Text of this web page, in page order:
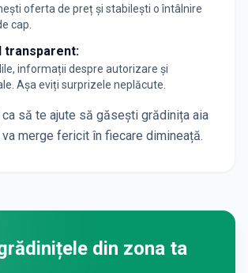
oferta de preț și stabilești o întâlnire
cap.
transparent:
informații despre autorizare și
Așa eviți surprizele neplăcute.
ca să te ajute să găsești grădinița aia
merge fericit în fiecare dimineață.
din zona ta